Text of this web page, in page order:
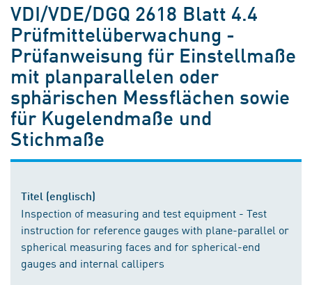
VDI/VDE/DGQ 2618 Blatt 4.4
Prüfmittelüberwachung -
Prüfanweisung für Einstellmaße
mit planparallelen oder
sphärischen Messflächen sowie
für Kugelendmaße und
Stichmaße
Titel (englisch)
Inspection of measuring and test equipment - Test
instruction for reference gauges with plane-parallel or
spherical measuring faces and for spherical-end
gauges and internal callipers